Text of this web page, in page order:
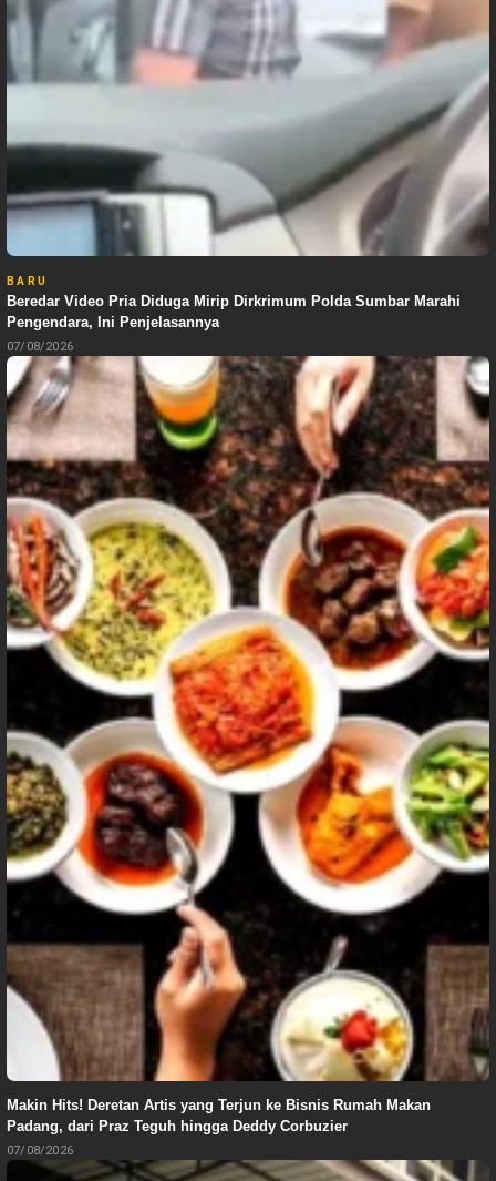
BARU
Beredar Video Pria Diduga Mirip Dirkrimum Polda Sumbar Marahi
Pengendara, Ini Penjelasannya
07/08/2026
Makin Hits! Deretan Artis yang Terjun ke Bisnis Rumah Makan
Padang, dari Praz Teguh hingga Deddy Corbuzier
07/08/2026